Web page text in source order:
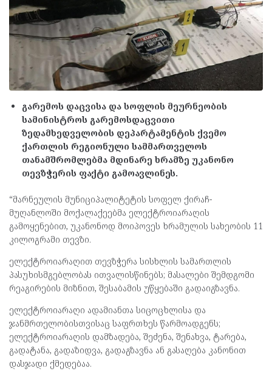
გარემოს დაცვისა და სოფლის მეურნეობის
სამინისტროს გარემოსდაცვითი
ზედამხედველობის დეპარტამენტის ქვემო
ქართლის რეგიონული სამმართველოს
თანამშრომლებმა მდინარე ხრამზე უკანონო
თევზჭერის ფაქტი გამოავლინეს.
“მარნეულის მუნიციპალიტეტის სოფელ ქირაჩ-
მუღანლოში მოქალაქეებმა ელექტროიარაღის
გამოყენებით, უკანონოდ მოიპოვეს ხრამულის სახეობის 11
კილოგრამი თევზი.
ელექტროიარაღით თევზჭერა სისხლის სამართლის
პასუხისმგებლობას ითვალისწინებს; მასალები შემდგომი
რეაგირების მიზნით, შესაბამის უწყებაში გადაიგზავნა.
ელექტროიარაღი ადამიანთა სიცოცხლისა და
ჯანმრთელობისთვისაც საფრთხეს წარმოადგენს;
ელექტროიარაღის დამზადება, შეძენა, შენახვა, ტარება,
გადატანა, გადაზიდვა, გადაგზავნა ან გასაღება კანონით
დასჯადი ქმედებაა.